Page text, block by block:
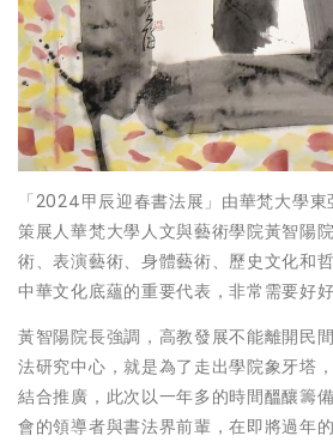
「2024甲辰迎春書法展」由華梵大學東
策展人華梵大學人文與藝術學院黃智陽
術、表演藝術、身體藝術、歷史文化和
中華文化底蘊的重要代表，非常需要好
黃智陽院長強調，高教發展不能離開民
法研究中心，就是為了走出學院象牙塔
結合推廣，此次以一年多的時間醞釀籌
會的領導者與書法界前輩，在即將過年